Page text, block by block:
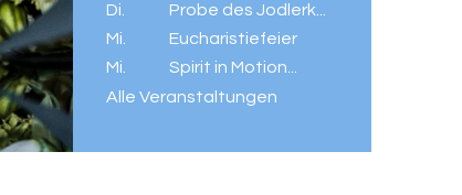
Di.
Probe des Jodlerk...
Mi.
Eucharistiefeier
Mi.
Spirit in Motion...
Alle Veranstaltungen